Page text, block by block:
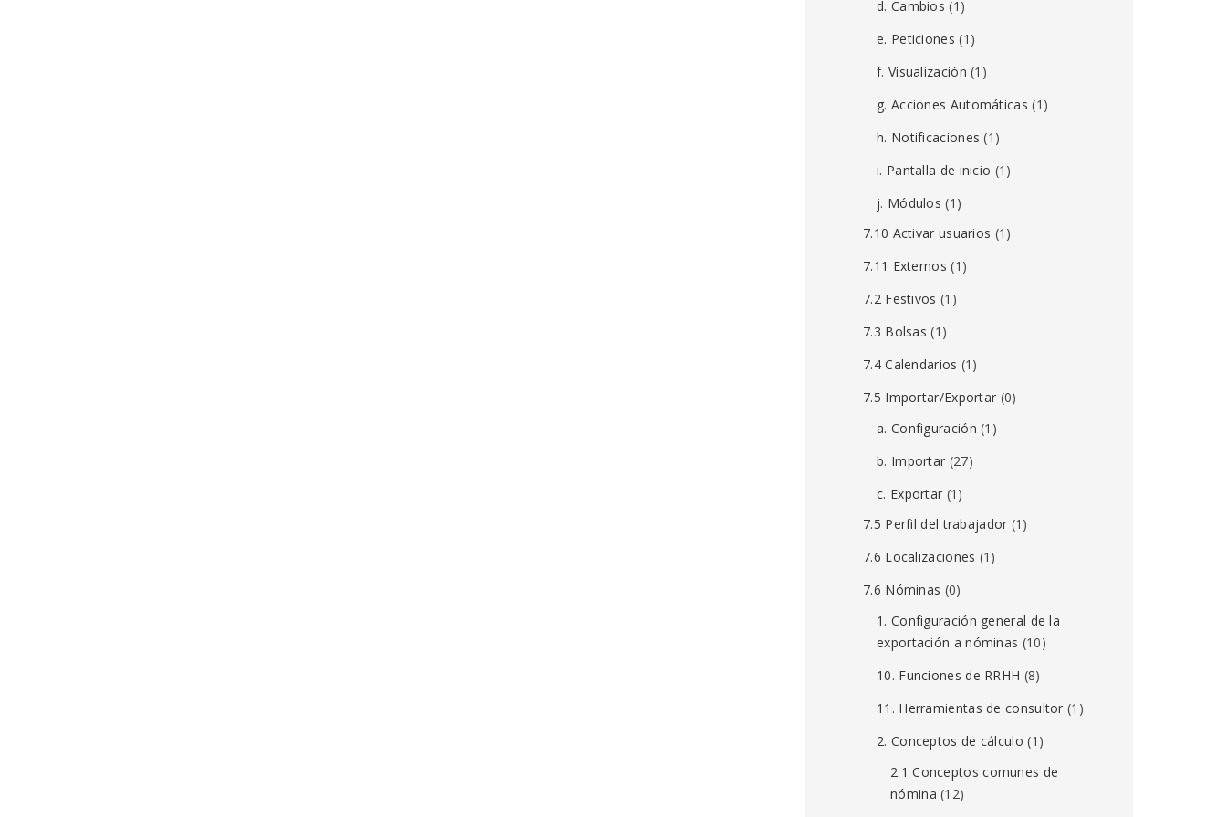
d. Cambios (1)
e. Peticiones (1)
f. Visualización (1)
g. Acciones Automáticas (1)
h. Notificaciones (1)
i. Pantalla de inicio (1)
j. Módulos (1)
7.10 Activar usuarios (1)
7.11 Externos (1)
7.2 Festivos (1)
7.3 Bolsas (1)
7.4 Calendarios (1)
7.5 Importar/Exportar (0)
a. Configuración (1)
b. Importar (27)
c. Exportar (1)
7.5 Perfil del trabajador (1)
7.6 Localizaciones (1)
7.6 Nóminas (0)
1. Configuración general de la
exportación a nóminas (10)
10. Funciones de RRHH (8)
11. Herramientas de consultor (1)
2. Conceptos de cálculo (1)
2.1 Conceptos comunes de
nómina (12)